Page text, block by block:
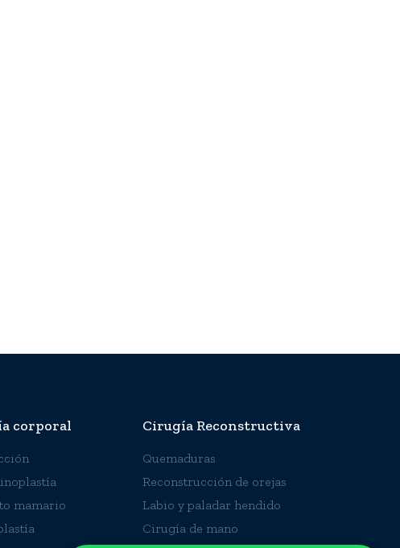
corporal
mamario
Cirugía Reconstructiva
Quemaduras
Reconstrucción de orejas
Labio y paladar hendido
Cirugía de mano